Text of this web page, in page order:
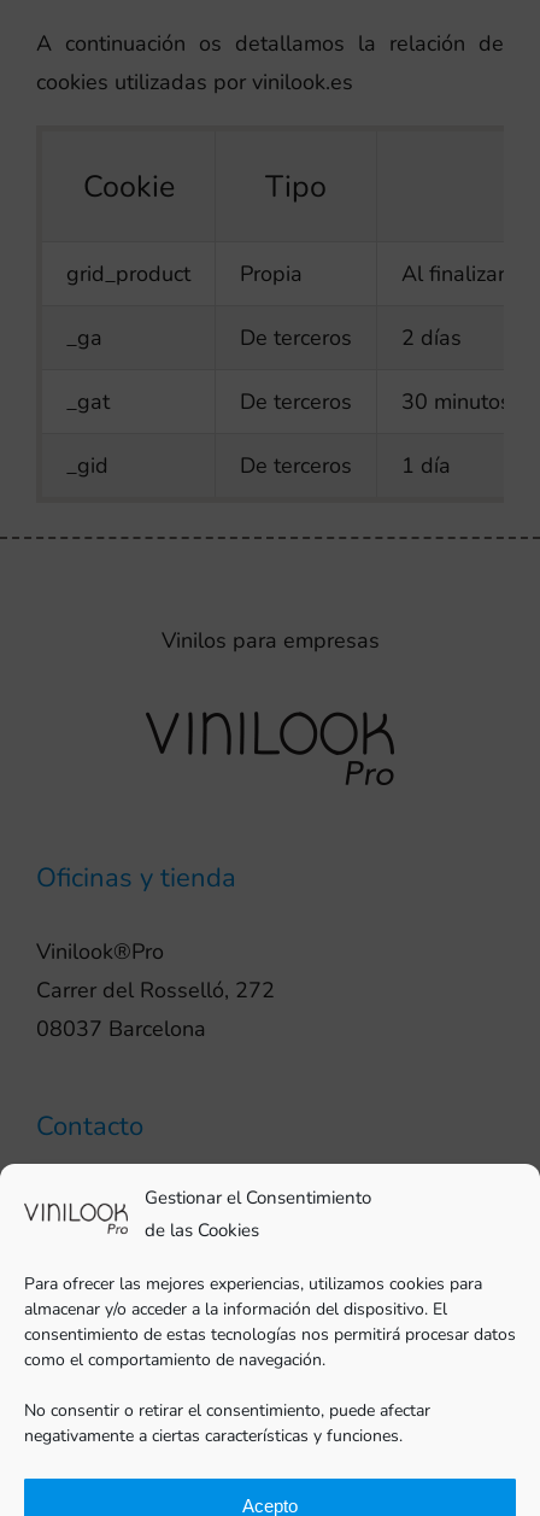
Gestionar el Consentimiento
de las Cookies
Para ofrecer las mejores experiencias, utilizamos cookies para
almacenar y/o acceder a la información del dispositivo. El
consentimiento de estas tecnologías nos permitirá procesar datos
como el comportamiento de navegación.
No consentir o retirar el consentimiento, puede afectar
negativamente a ciertas características y funciones.
Acepto
A continuación os detallamos la relación de
cookies utilizadas por vinilook.es
Cookie Tipo
grid_product Propia Al finalizar la
_ga De terceros 2 días
_gat De terceros 30 minutos
_gid De terceros 1 día
Vinilos para empresas
Oficinas y tienda
Vinilook®Pro
Carrer del Rosselló, 272
08037 Barcelona
Contacto
pro@vinilook.es
Vinilos decorativos envinilook.net